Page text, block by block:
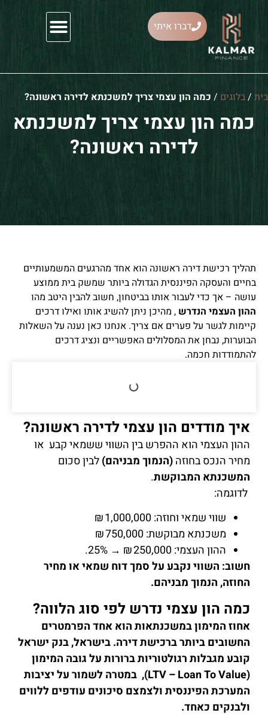
דברו איתי
/בלוגים/ כמה הון עצמי צריך למשכנתא לדירה ראשונה?
כמה הון עצמי צריך למשכנתא
לדירה ראשונה?
תהליך רכישת דירה ראשונה הוא אחד מהרגעים המשמעותיים
בחיים והעסקה הפיננסית הגדולה ביותר שמשק בית ממוצע
עושה – אך כדי לעבור אותו בביטחון, חשוב להבין היטב מהו
ההון העצמי הנדרש, מהיכן ניתן להשיג אותו ואילו דרכים
קיימות לגשר על פערים אם צריך. אנחנו כאן נענה על השאלות
הבוערות, נבחן את המסלולים האפשריים ונציג דרכים
להתמודדות חכמה.
איך מודדים הון עצמי לדירה ראשונה?
ההון העצמי הוא ההפרש בין השווי ששמאי קבע או
מחיר הנכס בחוזה(הנמוך מבניהם)לבין סכום
המשכנתא המבוקשת.
לדוגמה:
שווי שמאי וחוזה: 1,000,000 ₪
משכנתא מבוקשת: 750,000 ₪
ההון העצמי: 250,000 ₪ → 25%.
חשוב: השווי נקבע על סמך דוח שמאי או מחיר
החוזה, הנמוך מבניהם.
כמה הון עצמי נדרש לפי סוג הלווה?
אחוז המימון במשכנתאות הוא אחד הפרמטרים
החשובים ביותר ברכישת דירה. בישראל, בנק ישראל
קובע מגבלות רגולטוריות ברורות על גובה המימון
(LTV – Loan To Value),
במטרה לשמור על יציבות
המערכת הפיננסית ולצמצם סיכונים עודפים ללווים
ולבנקים כאחד.